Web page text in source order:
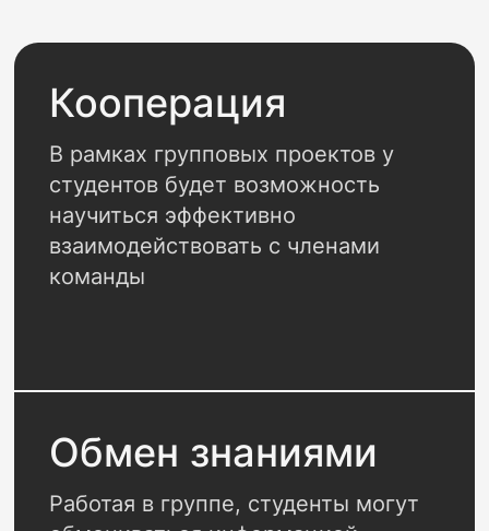
Кооперация
В рамках групповых проектов у
студентов будет возможность
научиться эффективно
взаимодействовать с членами
команды
Обмен знаниями
Работая в группе, студенты могут